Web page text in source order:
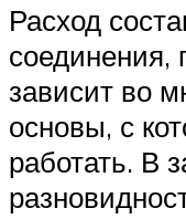
Расход
соединения,
зависит во
основы, с
работать. В